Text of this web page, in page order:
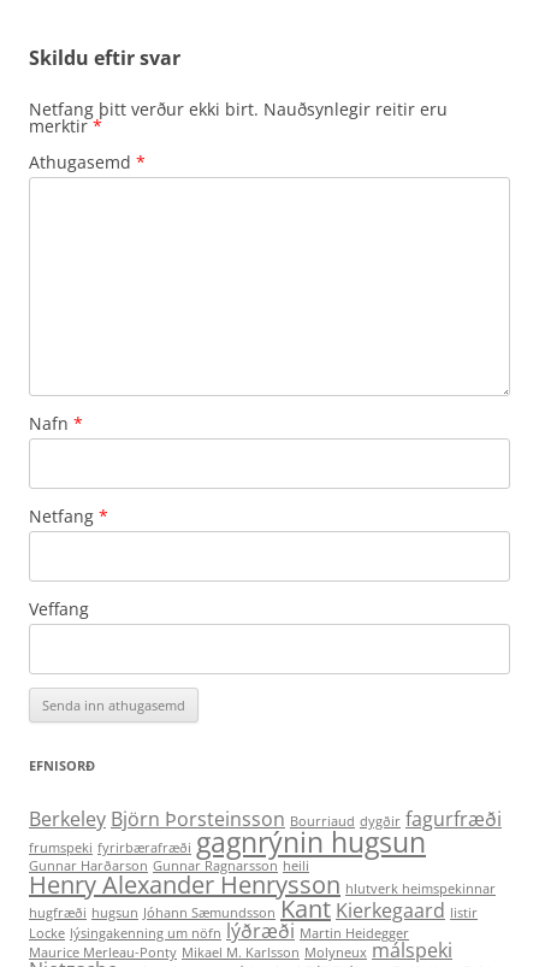
Skildu eftir svar
Netfang þitt verður ekki birt. Nauðsynlegir reitir eru
merktir*
Athugasemd *
Nafn *
Netfang *
Veffang
EFNISORÐ
Berkeley Björn Þorsteinsson Bourriaud dygðir fagurfræði
frumspeki fyrirbærafræði gagnrýnin hugsun
Gunnar Harðarson Gunnar Ragnarsson heili
Henry Alexander Henrysson hlutverk heimspekinnar
hugfræði hugsun Jóhann Sæmundsson Kant Kierkegaard listir
Locke lýsingakenning um nöfn lýðræði Martin Heidegger
Maurice Merleau-Ponty Mikael M. Karlsson Molyneux málspeki